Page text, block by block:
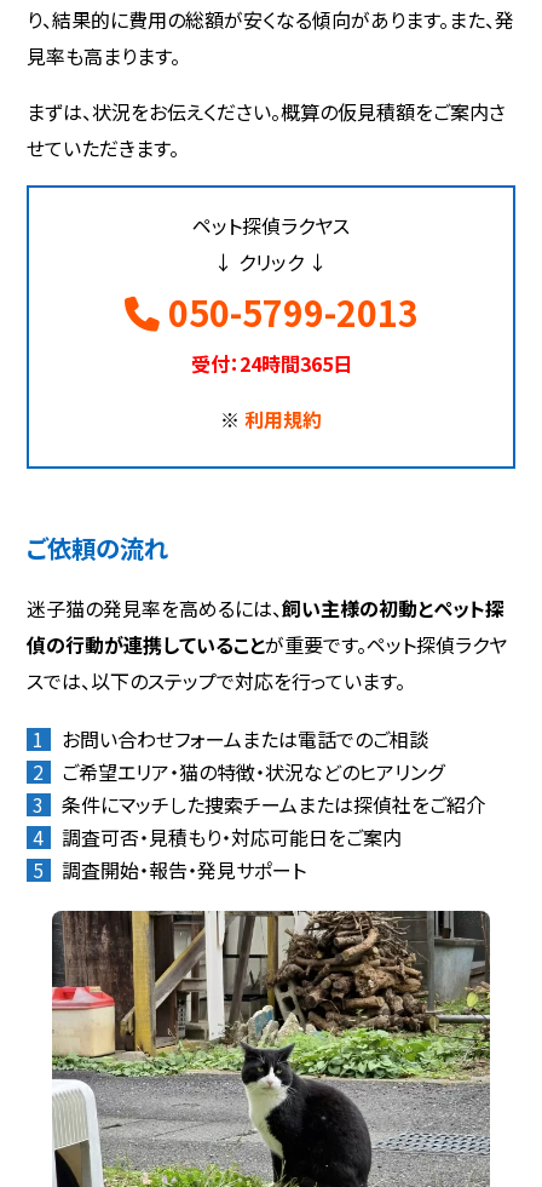
り、結果的に費用の総額が安くなる傾向があります。また、発
見率も高まります。
まずは、状況をお伝えください。概算の仮見積額をご案内さ
せていただきます。
ペット探偵ラクヤス
↓ クリック ↓
050-5799-2013
受付：24時間365日
※ 利用規約
ご依頼の流れ
迷子猫の発見率を高めるには、飼い主様の初動とペット探
偵の行動が連携していることが重要です。ペット探偵ラクヤ
スでは、以下のステップで対応を行っています。
お問い合わせフォームまたは電話でのご相談
ご希望エリア・猫の特徴・状況などのヒアリング
条件にマッチした捜索チームまたは探偵社をご紹介
調査可否・見積もり・対応可能日をご案内
調査開始・報告・発見サポート